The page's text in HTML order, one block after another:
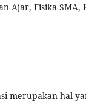
Ajar, Fisika SMA,
merupakan hal